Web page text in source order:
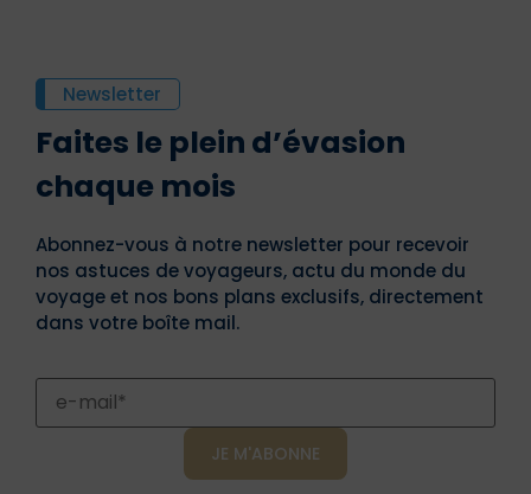
Newsletter
Faites le plein d’évasion
chaque mois
Abonnez-vous à notre newsletter pour recevoir
nos astuces de voyageurs, actu du monde du
voyage et nos bons plans exclusifs, directement
dans votre boîte mail.